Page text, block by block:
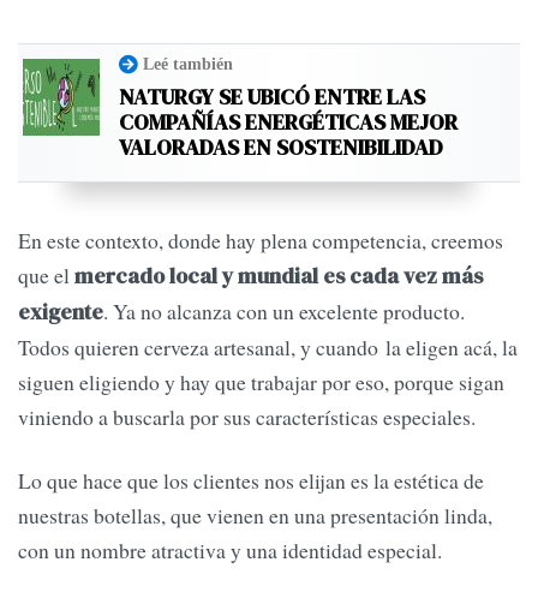
Leé también
NATURGY SE UBICÓ ENTRE LAS
COMPAÑÍAS ENERGÉTICAS MEJOR
VALORADAS EN SOSTENIBILIDAD
En este contexto, donde hay plena competencia, creemos
que el mercado local y mundial es cada vez más
exigente. Ya no alcanza con un excelente producto.
Todos quieren cerveza artesanal, y cuando la eligen acá, la
siguen eligiendo y hay que trabajar por eso, porque sigan
viniendo a buscarla por sus características especiales.
Lo que hace que los clientes nos elijan es la estética de
nuestras botellas, que vienen en una presentación linda,
con un nombre atractiva y una identidad especial.